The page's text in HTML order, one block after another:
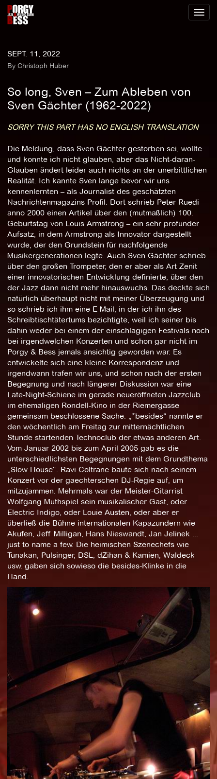
Toggle
SEPT. 11, 2022
By Christoph Huber
So long, Sven – Zum Ableben von
Sven Gächter (1962-2022)
SORRY THIS PART HAS NO ENGLISH TRANSLATION
Die Meldung, dass Sven Gächter gestorben sei, wollte
und konnte ich nicht glauben, aber das Nicht-daran-
Glauben ändert leider auch nichts an der unerbittlichen
Realität. Ich kannte Sven lange bevor wir uns
kennenlernten – als Journalist des geschätzten
Nachrichtenmagazins Profil. Dort schrieb Peter Ruedi
anno 2000 einen Artikel über den (mutmaßlich) 100.
Geburtstag von Louis Armstrong – ein sehr profunder
Aufsatz, in dem Armstrong als Innovator dargestellt
wurde, der den Grundstein für nachfolgende
Musikergenerationen legte. Auch Sven Gächter schrieb
über den großen Trompeter, den er aber als Art Zenit
einer innovatorischen Entwicklung definierte, über den
der Jazz dann nicht mehr hinauswuchs. Das deckte sich
natürlich überhaupt nicht mit meiner Überzeugung und
so schrieb ich ihm eine E-Mail, in der ich ihn des
Schreibtischtätertums bezichtigte, weil ich seiner bis
dahin weder bei einem der einschlägigen Festivals noch
bei irgendwelchen Konzerten und schon gar nicht im
Porgy & Bess jemals ansichtig geworden war. Es
entwickelte sich eine kleine Korrespondenz und
irgendwann trafen wir uns, und schon nach der ersten
Begegnung und nach längerer Diskussion war eine
Late-Night-Schiene im gerade neueröffneten Jazzclub
im ehemaligen Rondell-Kino in der Riemergasse
gemeinsam beschlossene Sache. „*besides“ nannte er
den wöchentlich am Freitag zur mitternächtlichen
Stunde startenden Technoclub der etwas anderen Art.
Vom Januar 2002 bis zum April 2005 gab es die
unterschiedlichsten Begegnungen mit dem Grundthema
„Slow House“. Ravi Coltrane baute sich nach seinem
Konzert vor der gaechterschen DJ-Regie auf, um
mitzujammen. Mehrmals war der Meister-Gitarrist
Wolfgang Muthspiel sein musikalischer Gast, oder
Electric Indigo, oder Louie Austen, oder aber er
überließ die Bühne internationalen Kapazundern wie
Akufen, Jeff Milligan, Hans Nieswandt, Jan Jelinek ...
just to name a few. Die heimischen Szenechefs wie
Tunakan, Pulsinger, DSL, dZihan & Kamien, Waldeck
usw. gaben sich sowieso die besides-Klinke in die
Hand.